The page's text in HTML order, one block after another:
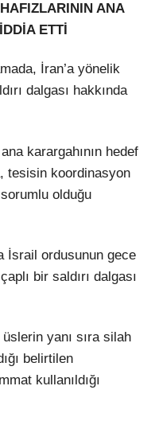
ANA
ETTİ
İran’a yönelik
dalgası hakkında
karargahının hedef
tesisin koordinasyon
olduğu
İsrail ordusunun gece
bir saldırı dalgası
üslerin yanı sıra silah
belirtilen
kullanıldığı